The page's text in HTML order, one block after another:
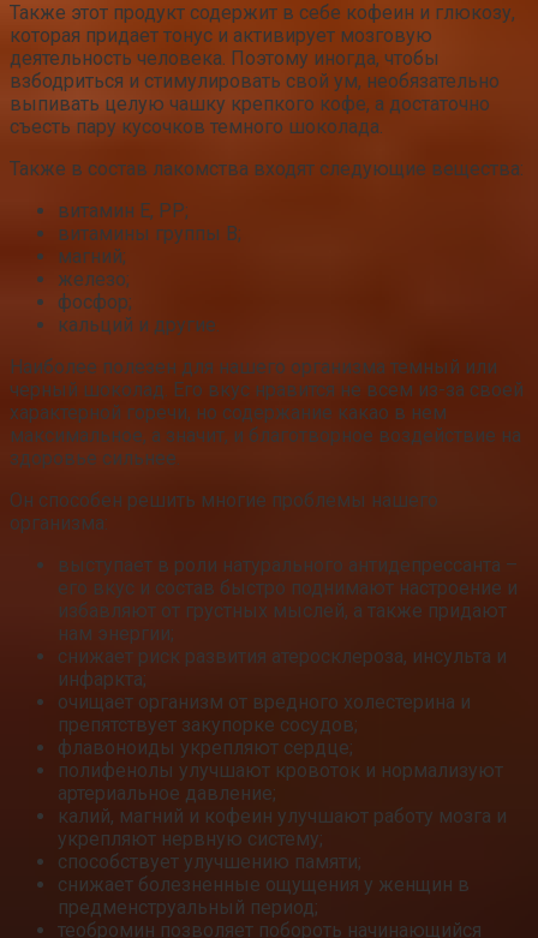
Также этот продукт содержит в себе кофеин и глюкозу,
которая придает тонус и активирует мозговую
деятельность человека. Поэтому иногда, чтобы
взбодриться и стимулировать свой ум, необязательно
выпивать целую чашку крепкого кофе, а достаточно
съесть пару кусочков темного шоколада.
Также в состав лакомства входят следующие вещества:
витамин Е, РР;
витамины группы В;
магний;
железо;
фосфор;
кальций и другие.
Наиболее полезен для нашего организма темный или
черный шоколад. Его вкус нравится не всем из-за своей
характерной горечи, но содержание какао в нем
максимальное, а значит, и благотворное воздействие на
здоровье сильнее.
Он способен решить многие проблемы нашего
организма:
выступает в роли натурального антидепрессанта –
его вкус и состав быстро поднимают настроение и
избавляют от грустных мыслей, а также придают
нам энергии;
снижает риск развития атеросклероза, инсульта и
инфаркта;
очищает организм от вредного холестерина и
препятствует закупорке сосудов;
флавоноиды укрепляют сердце;
полифенолы улучшают кровоток и нормализуют
артериальное давление;
калий, магний и кофеин улучшают работу мозга и
укрепляют нервную систему;
способствует улучшению памяти;
снижает болезненные ощущения у женщин в
предменструальный период;
теобромин позволяет побороть начинающийся